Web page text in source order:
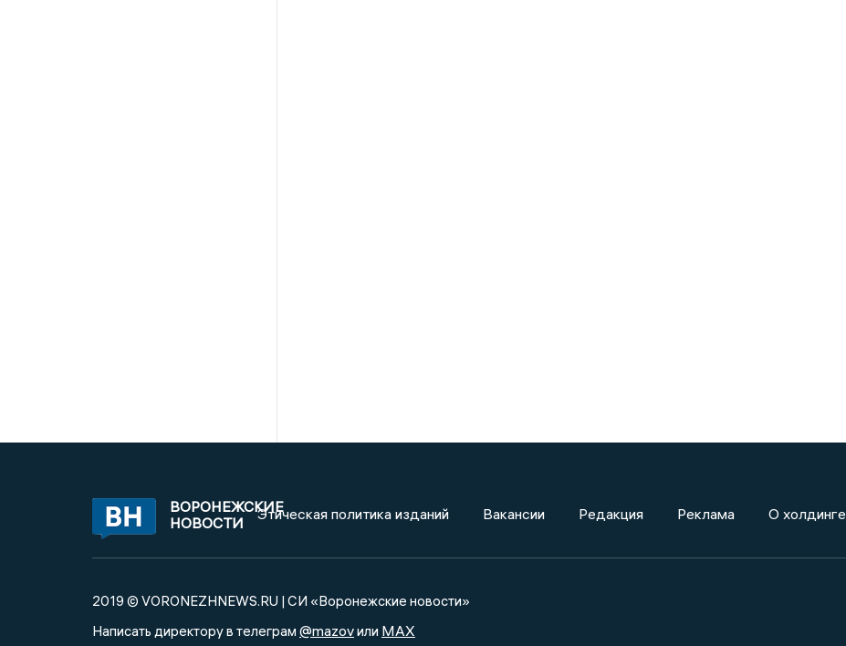
ВОРОНЕЖСКИЕ
НОВОСТИ
Этическая политика изданий Вакансии Редакция Реклама О холдинге
2019 © VORONEZHNEWS.RU | СИ «Воронежские новости»
Написать директору в телеграм @mazovили MAX